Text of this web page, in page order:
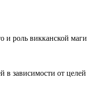
и роль викканской
в зависимости от